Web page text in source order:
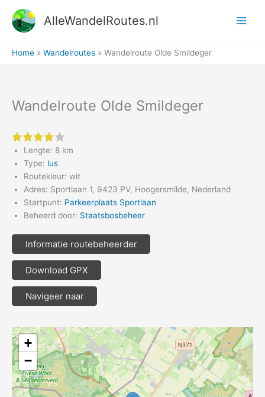
naar
AlleWandelRoutes.nl
Home Wandelroutes Wandelroute Olde Smildeger
Wandelroute Olde Smildeger
Lengte: 8 km
Type: lus
Routekleur: wit
Adres: Sportlaan 1, 9423 PV, Hoogersmilde, Nederland
Startpunt: Parkeerplaats Sportlaan
Beheerd door: Staatsbosbeheer
Informatie routebeheerder
Download GPX
Navigeer naar
+
−